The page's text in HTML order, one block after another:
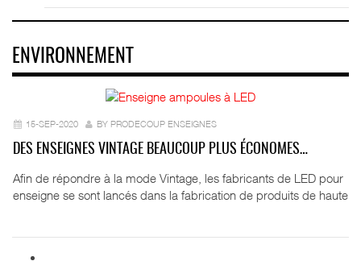
ENVIRONNEMENT
15-SEP-2020 BY PRODECOUP ENSEIGNES
DES ENSEIGNES VINTAGE BEAUCOUP PLUS ÉCONOMES…
Afin de répondre à la mode Vintage, les fabricants de LED pour
enseigne se sont lancés dans la fabrication de produits de haute